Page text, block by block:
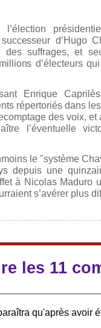
d’Hugo
des suffrages, et
d’électeurs
Enrique
répertoriés dans
des voix,
l’éventuelle
le "système
depuis une
à Nicolas Maduro
s’avérer plus
les 11
qu'après avoir